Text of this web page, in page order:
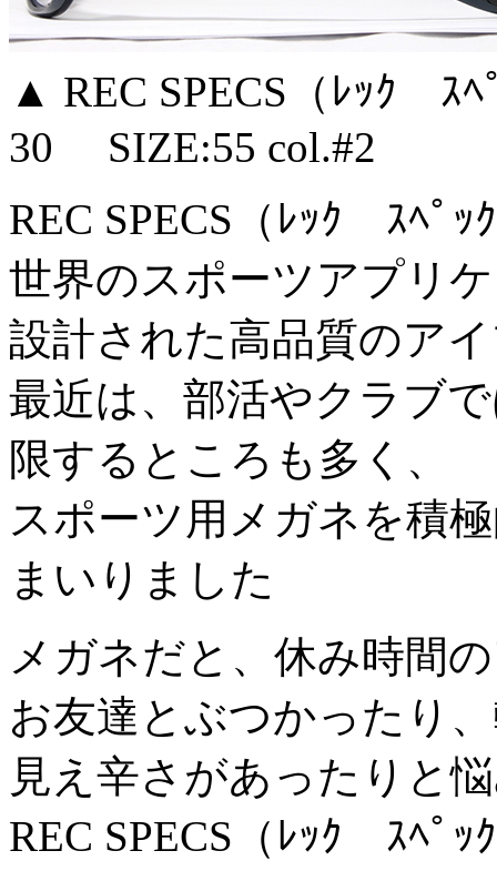
▲ REC SPECS（ﾚｯｸ ｽ
30 SIZE:55 col.#2
REC SPECS（ﾚｯｸ ｽﾍﾟｯ
世界のスポーツアプリ
設計された高品質のア
最近は、部活やクラブ
限するところも多く、
スポーツ用メガネを積
まいりました
メガネだと、休み時間
お友達とぶつかったり
見え辛さがあったりと
REC SPECS（ﾚｯｸ ｽﾍﾟｯ